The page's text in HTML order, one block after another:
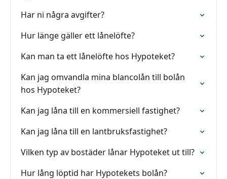
Har ni några avgifter?
Hur länge gäller ett lånelöfte?
Kan man ta ett lånelöfte hos Hypoteket?
Kan jag omvandla mina blancolån till bolån
hos Hypoteket?
Kan jag låna till en kommersiell fastighet?
Kan jag låna till en lantbruksfastighet?
Vilken typ av bostäder lånar Hypoteket ut till?
Hur lång löptid har Hypotekets bolån?